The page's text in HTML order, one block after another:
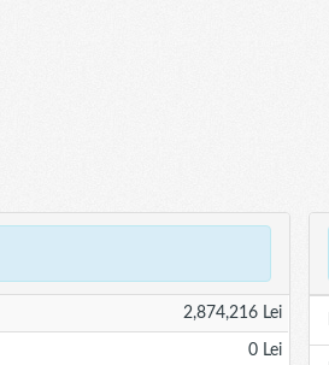
2,874,216 Lei
0 Lei